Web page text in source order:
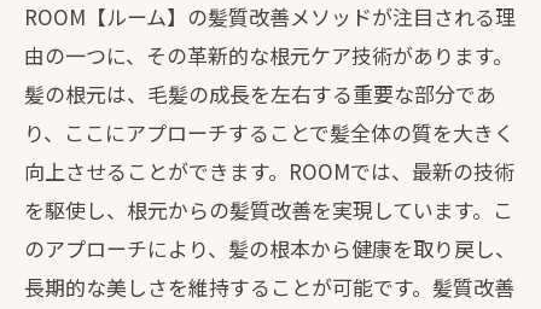
ROOM【ルーム】の髪質改善メソッドが注目される理
由の一つに、その革新的な根元ケア技術があります。
髪の根元は、毛髪の成長を左右する重要な部分であ
り、ここにアプローチすることで髪全体の質を大きく
向上させることができます。ROOMでは、最新の技術
を駆使し、根元からの髪質改善を実現しています。こ
のアプローチにより、髪の根本から健康を取り戻し、
長期的な美しさを維持することが可能です。髪質改善